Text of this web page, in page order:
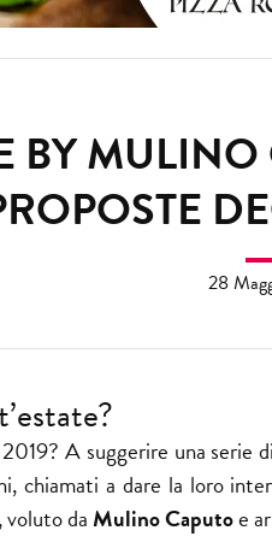
BY
28
A suggerire una
chiamati a dare la loro
voluto da Mulino Caputoe